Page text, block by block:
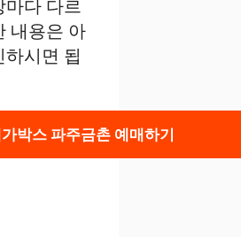
마다 다르
내용은 아
시면 됩
박스 파주금촌 예매하기